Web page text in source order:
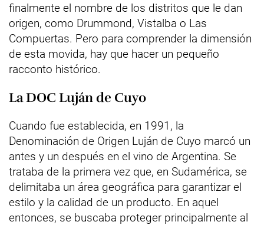
finalmente el nombre de los distritos que le dan
origen, como Drummond, Vistalba o Las
Compuertas. Pero para comprender la dimensión
de esta movida, hay que hacer un pequeño
racconto histórico.
La DOC Luján de Cuyo
Cuando fue establecida, en 1991, la
Denominación de Origen Luján de Cuyo marcó un
antes y un después en el vino de Argentina. Se
trataba de la primera vez que, en Sudamérica, se
delimitaba un área geográfica para garantizar el
estilo y la calidad de un producto. En aquel
entonces, se buscaba proteger principalmente al